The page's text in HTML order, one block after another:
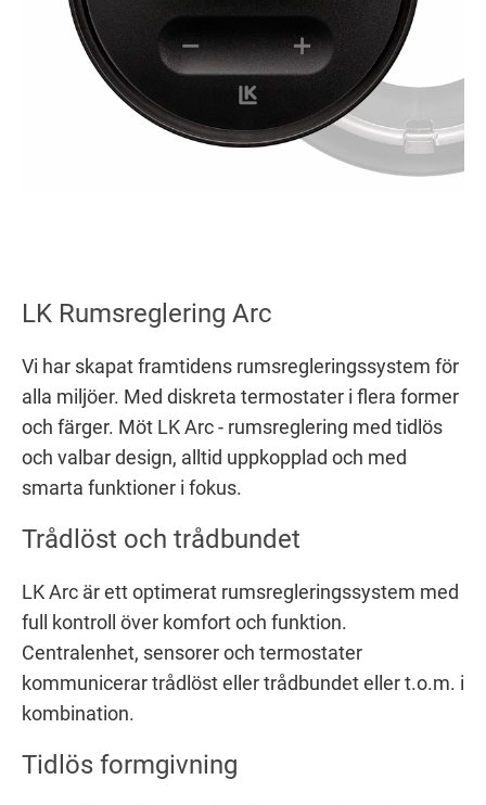
LK Rumsreglering Arc
Vi har skapat framtidens rumsregleringssystem för
alla miljöer. Med diskreta termostater i flera former
och färger. Möt LK Arc - rumsreglering med tidlös
och valbar design, alltid uppkopplad och med
smarta funktioner i fokus.
Trådlöst och trådbundet
LK Arc är ett optimerat rumsregleringssystem med
full kontroll över komfort och funktion.
Centralenhet, sensorer och termostater
kommunicerar trådlöst eller trådbundet eller t.o.m. i
kombination.
Tidlös formgivning